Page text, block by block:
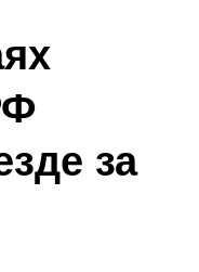
за